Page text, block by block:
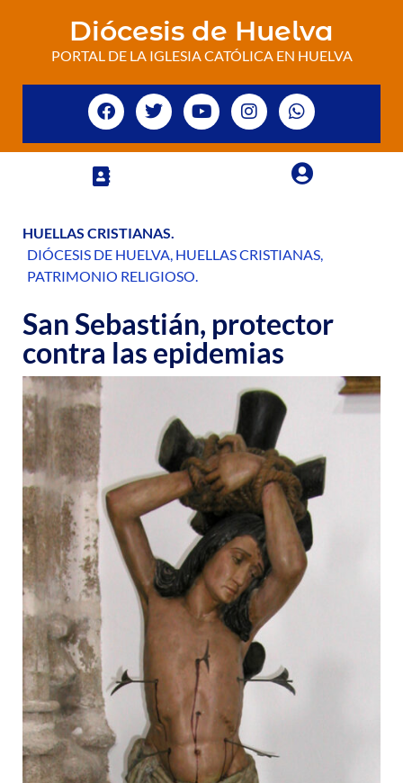
Diócesis de Huelva
PORTAL DE LA IGLESIA CATÓLICA EN HUELVA
HUELLAS CRISTIANAS.
DIÓCESIS DE HUELVA, HUELLAS CRISTIANAS,
PATRIMONIO RELIGIOSO.
San Sebastián, protector
contra las epidemias